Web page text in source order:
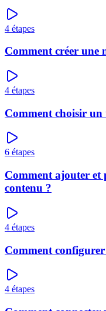
4 étapes
Comment créer une
4 étapes
Comment choisir un
6 étapes
Comment ajouter et
contenu ?
4 étapes
Comment
4 étapes